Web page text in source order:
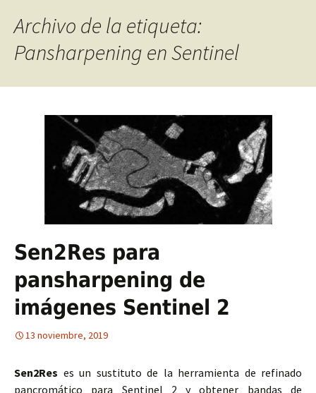
Archivo de la etiqueta:
Pansharpening en Sentinel
Sen2Res para
pansharpening de
imágenes Sentinel 2
13 noviembre, 2019
Sen2Res es un sustituto de la herramienta de refinado
pancromático para Sentinel 2 y obtener bandas de